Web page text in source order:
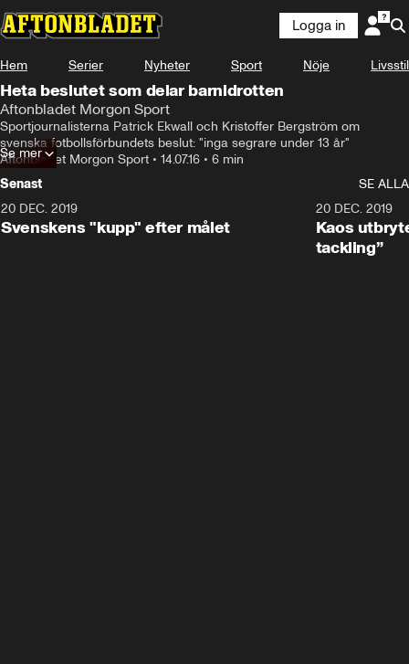
Logga in
Hem Serier Nyheter Sport Nöje Livsstil
Heta beslutet som delar barnidrotten
Aftonbladet Morgon Sport
Sportjournalisterna Patrick Ekwall och Kristoffer Bergström om
svenska fotbollsförbundets beslut: "inga segrare under 13 år"
Aftonbladet Morgon Sport • 14.07.16 • 6 min
Se mer
Senast
SE ALLA
20 DEC. 2019
Svenskens "kupp" efter målet
20 DEC. 2019
Kaos
tackling”